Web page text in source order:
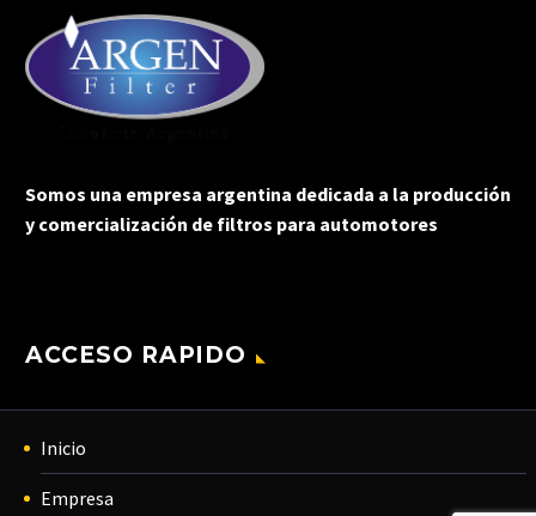
Somos una empresa argentina dedicada a la producción
y comercialización de filtros para automotores
ACCESO RAPIDO
Inicio
Empresa